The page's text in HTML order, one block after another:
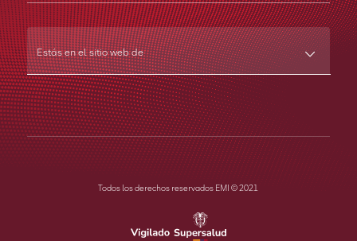
Estás en el sitio web de
Todos los derechos reservados EMI © 2021